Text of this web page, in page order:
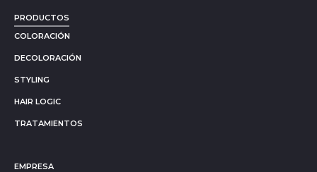
PRODUCTOS
COLORACIÓN
DECOLORACIÓN
STYLING
HAIR LOGIC
TRATAMIENTOS
EMPRESA